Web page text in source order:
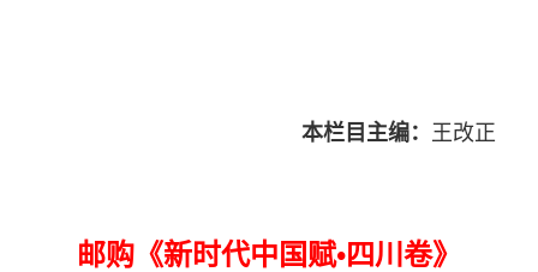
本栏目主编： 王改正
邮购《新时代中国赋•四川卷》